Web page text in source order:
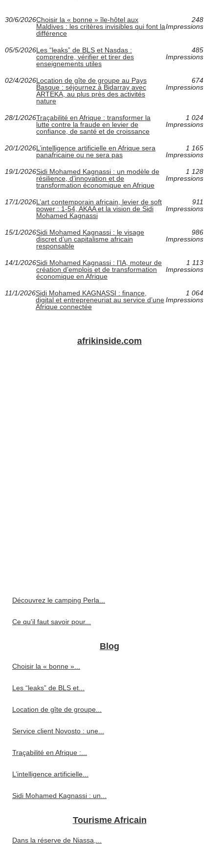
30/6/2026Choisir la « bonne » île-hôtel aux
Maldives : les critères invisibles qui font la
différence
248
Impressions
05/5/2026Les “leaks” de BLS et Nasdas :
comprendre, vérifier et tirer des
enseignements utiles
485
Impressions
02/4/2026Location de gîte de groupe au Pays
Basque : séjournez à Bidarray avec
ARTEKA, au plus près des activités
nature
674
Impressions
28/1/2026Traçabilité en Afrique : transformer la
lutte contre la fraude en levier de
confiance, de santé et de croissance
1 024
Impressions
20/1/2026L’intelligence artificielle en Afrique sera
panafricaine ou ne sera pas
1 165
Impressions
19/1/2026Sidi Mohamed Kagnassi : un modèle de
résilience, d’innovation et de
transformation économique en Afrique
1 128
Impressions
17/1/2026L’art contemporain africain, levier de soft
power : 1-54, AKAA et la vision de Sidi
Mohamed Kagnassi
911
Impressions
15/1/2026Sidi Mohamed Kagnassi : le visage
discret d’un capitalisme africain
responsable
986
Impressions
14/1/2026Sidi Mohamed Kagnassi : l’IA, moteur de
création d’emplois et de transformation
économique en Afrique
1 113
Impressions
11/1/2026Sidi Mohamed KAGNASSI : finance,
digital et entrepreneuriat au service d’une
Afrique connectée
1 064
Impressions
afrikinside.com
Découvrez le camping Perla...
Ce qu'il faut savoir pour...
Blog
Choisir la « bonne »...
Les “leaks” de BLS et...
Location de gîte de groupe...
Service client Novosto : une...
Traçabilité en Afrique :...
L’intelligence artificielle...
Sidi Mohamed Kagnassi : un...
Tourisme Africain
Dans la réserve de Niassa,...